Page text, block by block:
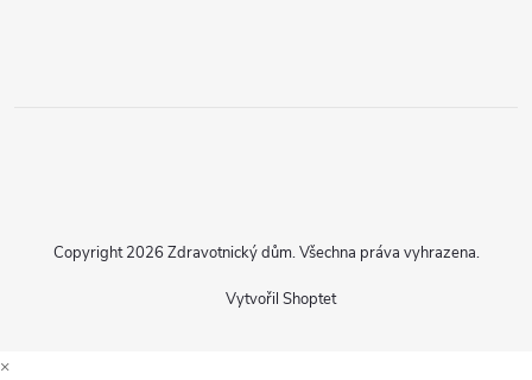
Vytvořil Shoptet
Copyright 2026 Zdravotnický dům. Všechna práva vyhrazena.
×